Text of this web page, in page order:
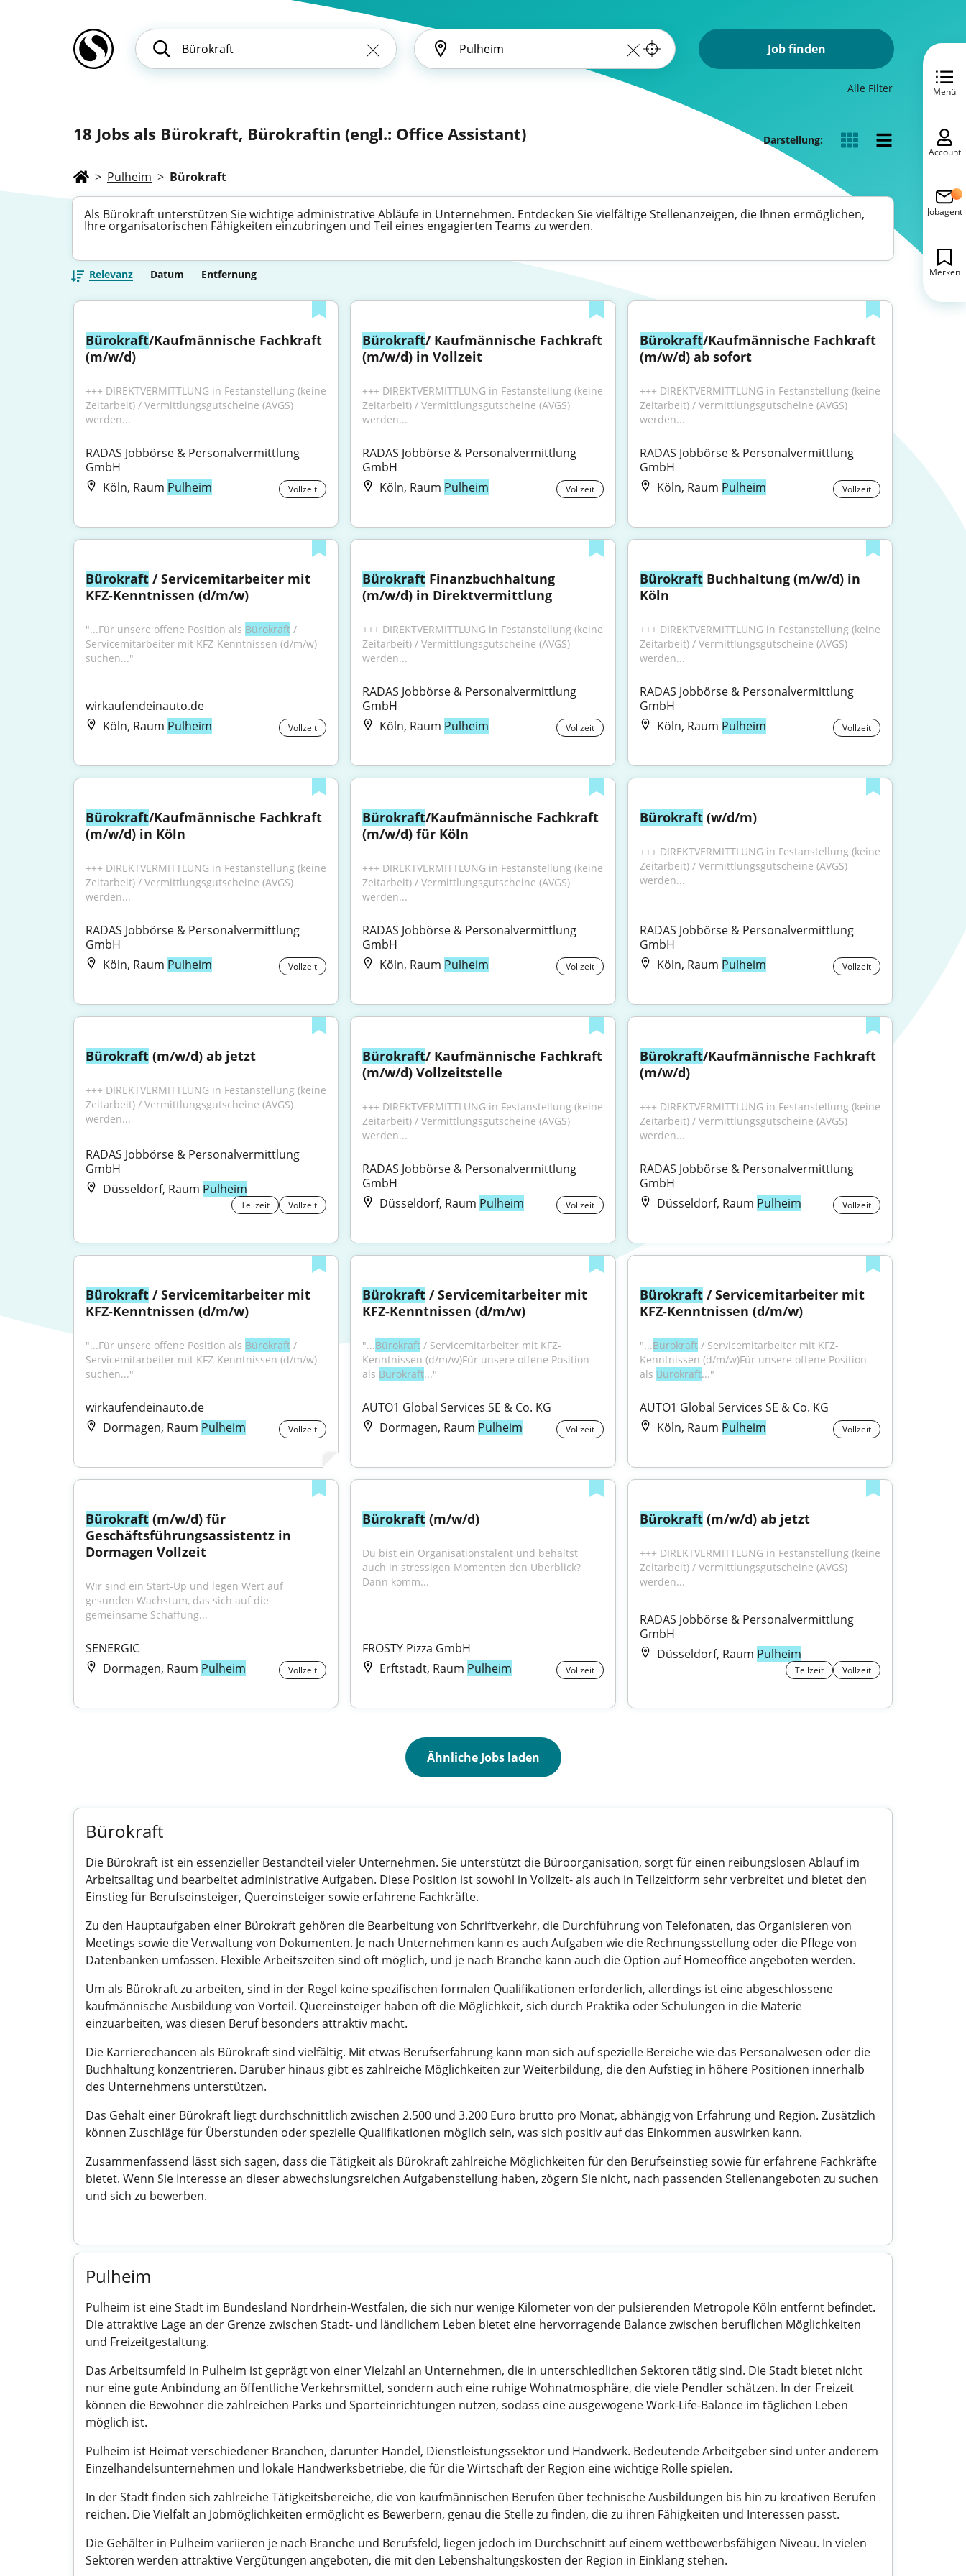
Job finden
Alle Filter
18 Jobs als Bürokraft, Bürokraftin (engl.: Office Assistant) Darstellung:
> Pulheim > Bürokraft
Als Bürokraft unterstützen Sie wichtige administrative Abläufe in Unternehmen. Entdecken Sie vielfältige Stellenanzeigen, die Ihnen ermöglichen,
Ihre organisatorischen Fähigkeiten einzubringen und Teil eines engagierten Teams zu werden.
Relevanz Datum Entfernung
Bürokraft/Kaufmännische Fachkraft
(m/w/d)
+++ DIREKTVERMITTLUNG in Festanstellung (keine
Zeitarbeit) / Vermittlungsgutscheine (AVGS)
werden...
RADAS Jobbörse & Personalvermittlung
GmbH
Köln, Raum Pulheim Vollzeit
Bürokraft/ Kaufmännische Fachkraft
(m/w/d) in Vollzeit
+++ DIREKTVERMITTLUNG in Festanstellung (keine
Zeitarbeit) / Vermittlungsgutscheine (AVGS)
werden...
RADAS Jobbörse & Personalvermittlung
GmbH
Köln, Raum Pulheim Vollzeit
Bürokraft/Kaufmännische Fachkraft
(m/w/d) ab sofort
+++ DIREKTVERMITTLUNG in Festanstellung (keine
Zeitarbeit) / Vermittlungsgutscheine (AVGS)
werden...
RADAS Jobbörse & Personalvermittlung
GmbH
Köln, Raum Pulheim Vollzeit
Bürokraft / Servicemitarbeiter mit
KFZ-Kenntnissen (d/m/w)
"...Für unsere offene Position als Bürokraft /
Servicemitarbeiter mit KFZ-Kenntnissen (d/m/w)
suchen..."
wirkaufendeinauto.de
Köln, Raum Pulheim Vollzeit
Bürokraft Finanzbuchhaltung
(m/w/d) in Direktvermittlung
+++ DIREKTVERMITTLUNG in Festanstellung (keine
Zeitarbeit) / Vermittlungsgutscheine (AVGS)
werden...
RADAS Jobbörse & Personalvermittlung
GmbH
Köln, Raum Pulheim Vollzeit
Bürokraft Buchhaltung (m/w/d) in
Köln
+++ DIREKTVERMITTLUNG in Festanstellung (keine
Zeitarbeit) / Vermittlungsgutscheine (AVGS)
werden...
RADAS Jobbörse & Personalvermittlung
GmbH
Köln, Raum Pulheim Vollzeit
Bürokraft/Kaufmännische Fachkraft
(m/w/d) in Köln
+++ DIREKTVERMITTLUNG in Festanstellung (keine
Zeitarbeit) / Vermittlungsgutscheine (AVGS)
werden...
RADAS Jobbörse & Personalvermittlung
GmbH
Köln, Raum Pulheim Vollzeit
Bürokraft/Kaufmännische Fachkraft
(m/w/d) für Köln
+++ DIREKTVERMITTLUNG in Festanstellung (keine
Zeitarbeit) / Vermittlungsgutscheine (AVGS)
werden...
RADAS Jobbörse & Personalvermittlung
GmbH
Köln, Raum Pulheim Vollzeit
Bürokraft (w/d/m)
+++ DIREKTVERMITTLUNG in Festanstellung (keine
Zeitarbeit) / Vermittlungsgutscheine (AVGS)
werden...
RADAS Jobbörse & Personalvermittlung
GmbH
Köln, Raum Pulheim Vollzeit
Bürokraft (m/w/d) ab jetzt
+++ DIREKTVERMITTLUNG in Festanstellung (keine
Zeitarbeit) / Vermittlungsgutscheine (AVGS)
werden...
RADAS Jobbörse & Personalvermittlung
GmbH
Düsseldorf, Raum Pulheim
Teilzeit Vollzeit
Bürokraft/ Kaufmännische Fachkraft
(m/w/d) Vollzeitstelle
+++ DIREKTVERMITTLUNG in Festanstellung (keine
Zeitarbeit) / Vermittlungsgutscheine (AVGS)
werden...
RADAS Jobbörse & Personalvermittlung
GmbH
Düsseldorf, Raum Pulheim Vollzeit
Bürokraft/Kaufmännische Fachkraft
(m/w/d)
+++ DIREKTVERMITTLUNG in Festanstellung (keine
Zeitarbeit) / Vermittlungsgutscheine (AVGS)
werden...
RADAS Jobbörse & Personalvermittlung
GmbH
Düsseldorf, Raum Pulheim Vollzeit
Bürokraft / Servicemitarbeiter mit
KFZ-Kenntnissen (d/m/w)
"...Für unsere offene Position als Bürokraft /
Servicemitarbeiter mit KFZ-Kenntnissen (d/m/w)
suchen..."
wirkaufendeinauto.de
Dormagen, Raum Pulheim Vollzeit
Bürokraft / Servicemitarbeiter mit
KFZ-Kenntnissen (d/m/w)
"...Bürokraft / Servicemitarbeiter mit KFZ-
Kenntnissen (d/m/w)Für unsere offene Position
als Bürokraft..."
AUTO1 Global Services SE & Co. KG
Dormagen, Raum Pulheim Vollzeit
Bürokraft / Servicemitarbeiter mit
KFZ-Kenntnissen (d/m/w)
"...Bürokraft / Servicemitarbeiter mit KFZ-
Kenntnissen (d/m/w)Für unsere offene Position
als Bürokraft..."
AUTO1 Global Services SE & Co. KG
Köln, Raum Pulheim Vollzeit
Bürokraft (m/w/d) für
Geschäftsführungsassistentz in
Dormagen Vollzeit
Wir sind ein Start-Up und legen Wert auf
gesunden Wachstum, das sich auf die
gemeinsame Schaffung...
SENERGIC
Dormagen, Raum Pulheim Vollzeit
Bürokraft (m/w/d)
Du bist ein Organisationstalent und behältst
auch in stressigen Momenten den Überblick?
Dann komm...
FROSTY Pizza GmbH
Erftstadt, Raum Pulheim Vollzeit
Bürokraft (m/w/d) ab jetzt
+++ DIREKTVERMITTLUNG in Festanstellung (keine
Zeitarbeit) / Vermittlungsgutscheine (AVGS)
werden...
RADAS Jobbörse & Personalvermittlung
GmbH
Düsseldorf, Raum Pulheim
Teilzeit Vollzeit
Ähnliche Jobs laden
Bürokraft
Die Bürokraft ist ein essenzieller Bestandteil vieler Unternehmen. Sie unterstützt die Büroorganisation, sorgt für einen reibungslosen Ablauf im
Arbeitsalltag und bearbeitet administrative Aufgaben. Diese Position ist sowohl in Vollzeit- als auch in Teilzeitform sehr verbreitet und bietet den
Einstieg für Berufseinsteiger, Quereinsteiger sowie erfahrene Fachkräfte.
Zu den Hauptaufgaben einer Bürokraft gehören die Bearbeitung von Schriftverkehr, die Durchführung von Telefonaten, das Organisieren von
Meetings sowie die Verwaltung von Dokumenten. Je nach Unternehmen kann es auch Aufgaben wie die Rechnungsstellung oder die Pflege von
Datenbanken umfassen. Flexible Arbeitszeiten sind oft möglich, und je nach Branche kann auch die Option auf Homeoffice angeboten werden.
Um als Bürokraft zu arbeiten, sind in der Regel keine spezifischen formalen Qualifikationen erforderlich, allerdings ist eine abgeschlossene
kaufmännische Ausbildung von Vorteil. Quereinsteiger haben oft die Möglichkeit, sich durch Praktika oder Schulungen in die Materie
einzuarbeiten, was diesen Beruf besonders attraktiv macht.
Die Karrierechancen als Bürokraft sind vielfältig. Mit etwas Berufserfahrung kann man sich auf spezielle Bereiche wie das Personalwesen oder die
Buchhaltung konzentrieren. Darüber hinaus gibt es zahlreiche Möglichkeiten zur Weiterbildung, die den Aufstieg in höhere Positionen innerhalb
des Unternehmens unterstützen.
Das Gehalt einer Bürokraft liegt durchschnittlich zwischen 2.500 und 3.200 Euro brutto pro Monat, abhängig von Erfahrung und Region. Zusätzlich
können Zuschläge für Überstunden oder spezielle Qualifikationen möglich sein, was sich positiv auf das Einkommen auswirken kann.
Zusammenfassend lässt sich sagen, dass die Tätigkeit als Bürokraft zahlreiche Möglichkeiten für den Berufseinstieg sowie für erfahrene Fachkräfte
bietet. Wenn Sie Interesse an dieser abwechslungsreichen Aufgabenstellung haben, zögern Sie nicht, nach passenden Stellenangeboten zu suchen
und sich zu bewerben.
Pulheim
Pulheim ist eine Stadt im Bundesland Nordrhein-Westfalen, die sich nur wenige Kilometer von der pulsierenden Metropole Köln entfernt befindet.
Die attraktive Lage an der Grenze zwischen Stadt- und ländlichem Leben bietet eine hervorragende Balance zwischen beruflichen Möglichkeiten
und Freizeitgestaltung.
Das Arbeitsumfeld in Pulheim ist geprägt von einer Vielzahl an Unternehmen, die in unterschiedlichen Sektoren tätig sind. Die Stadt bietet nicht
nur eine gute Anbindung an öffentliche Verkehrsmittel, sondern auch eine ruhige Wohnatmosphäre, die viele Pendler schätzen. In der Freizeit
können die Bewohner die zahlreichen Parks und Sporteinrichtungen nutzen, sodass eine ausgewogene Work-Life-Balance im täglichen Leben
möglich ist.
Pulheim ist Heimat verschiedener Branchen, darunter Handel, Dienstleistungssektor und Handwerk. Bedeutende Arbeitgeber sind unter anderem
Einzelhandelsunternehmen und lokale Handwerksbetriebe, die für die Wirtschaft der Region eine wichtige Rolle spielen.
In der Stadt finden sich zahlreiche Tätigkeitsbereiche, die von kaufmännischen Berufen über technische Ausbildungen bis hin zu kreativen Berufen
reichen. Die Vielfalt an Jobmöglichkeiten ermöglicht es Bewerbern, genau die Stelle zu finden, die zu ihren Fähigkeiten und Interessen passt.
Die Gehälter in Pulheim variieren je nach Branche und Berufsfeld, liegen jedoch im Durchschnitt auf einem wettbewerbsfähigen Niveau. In vielen
Sektoren werden attraktive Vergütungen angeboten, die mit den Lebenshaltungskosten der Region in Einklang stehen.
Menü
Account
Jobagent
Merken